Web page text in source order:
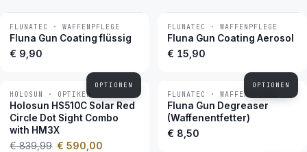
BESTSELLER
FLUNATEC · WAFFENPFLEGE
Fluna Gun Coating flüssig
€ 9,90
OPTIONEN
BESTSELLER
FLUNATEC · WAFFENPFLEGE
Fluna Gun Coating Aerosol
€ 15,90
OPTIONEN
−30 %
HOLOSUN · OPTIKEN
Holosun HS510C Solar Red
Circle Dot Sight Combo
with HM3X
€ 839,99 € 590,00
BESTSELLER
FLUNATEC · WAFFENPFLEGE
Fluna Gun Degreaser
(Waffenentfetter)
€ 8,50